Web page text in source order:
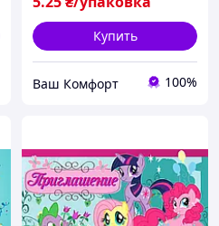
Купить
Ваш Комфорт 100%